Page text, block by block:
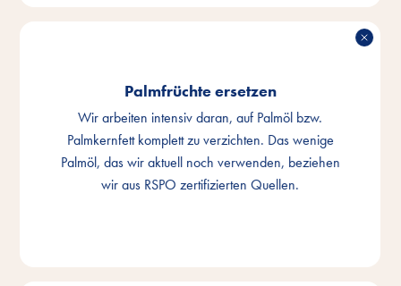
Palmfrüchte ersetzen
Wir arbeiten intensiv daran, auf Palmöl bzw.
Palmkernfett komplett zu verzichten. Das wenige
Palmöl, das wir aktuell noch verwenden, beziehen
wir aus RSPO zertifizierten Quellen.